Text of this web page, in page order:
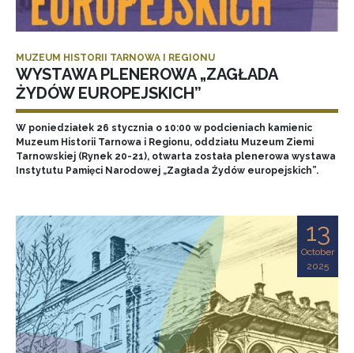
MUZEUM HISTORII TARNOWA I REGIONU
WYSTAWA PLENEROWA „ZAGŁADA
ŻYDÓW EUROPEJSKICH”
W poniedziałek 26 stycznia o 10:00 w podcieniach kamienic
Muzeum Historii Tarnowa i Regionu, oddziału Muzeum Ziemi
Tarnowskiej (Rynek 20-21), otwarta została plenerowa wystawa
Instytutu Pamięci Narodowej „Zagłada Żydów europejskich”.
13
October
2025